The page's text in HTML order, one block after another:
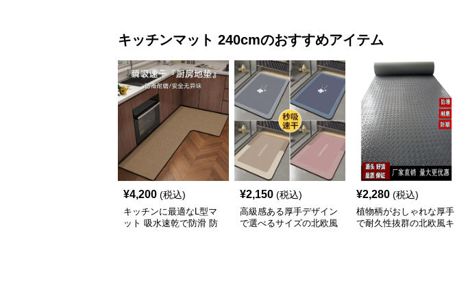
キッチンマット 240cmのおすすめアイテム
¥4,200 (税込)
キッチンに最適なL型マ
ット 吸水速乾で防滑 防
¥2,150 (税込)
高級感ある厚手デザイン
で選べるサイズの北欧風
¥2,280 (税込)
植物柄がおしゃれな厚手
で耐久性抜群の北欧風キ